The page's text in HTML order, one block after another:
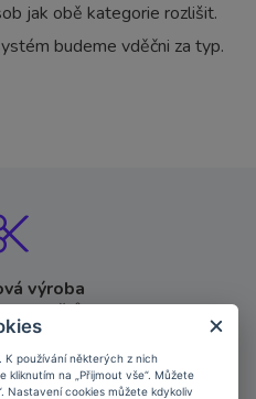
jak obě kategorie rozlišit.
budeme vděčni za typ.
výroba
rozměrů
K používání některých z nich
na „Přijmout vše“. Můžete
Nastavení cookies můžete kdykoliv